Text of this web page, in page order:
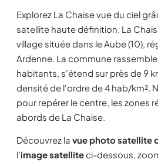
Explorez La Chaise vue du ciel
satellite haute définition. La
village située dans le Aube (10),
Ardenne. La commune
habitants, s'étend sur près de 9
densité de l'ordre de 4 hab/km².
pour repérer le centre, les zones
abords de La Chaise.
Découvrez la vue photo satellite
l'image satelliteci-dessous,